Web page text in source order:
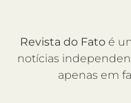
Revista do Fato é
notícias
apenas em